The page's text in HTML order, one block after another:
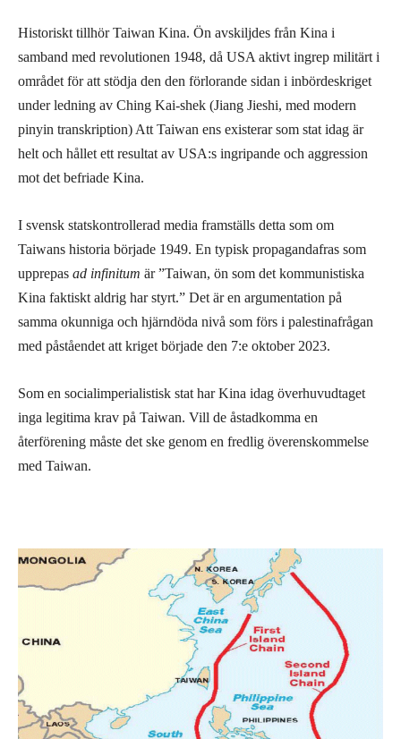
Historiskt tillhör Taiwan Kina. Ön avskiljdes från Kina i
samband med revolutionen 1948, då USA aktivt ingrep militärt i
området för att stödja den den förlorande sidan i inbördeskriget
under ledning av Ching Kai-shek (Jiang Jieshi, med modern
pinyin transkription) Att Taiwan ens existerar som stat idag är
helt och hållet ett resultat av USA:s ingripande och aggression
mot det befriade Kina.
I svensk statskontrollerad media framställs detta som om
Taiwans historia började 1949. En typisk propagandafras som
upprepas ad infinitum är ”Taiwan, ön som det kommunistiska
Kina faktiskt aldrig har styrt.” Det är en argumentation på
samma okunniga och hjärndöda nivå som förs i palestinafrågan
med påståendet att kriget började den 7:e oktober 2023.
Som en socialimperialistisk stat har Kina idag överhuvudtaget
inga legitima krav på Taiwan. Vill de åstadkomma en
återförening måste det ske genom en fredlig överenskommelse
med Taiwan.